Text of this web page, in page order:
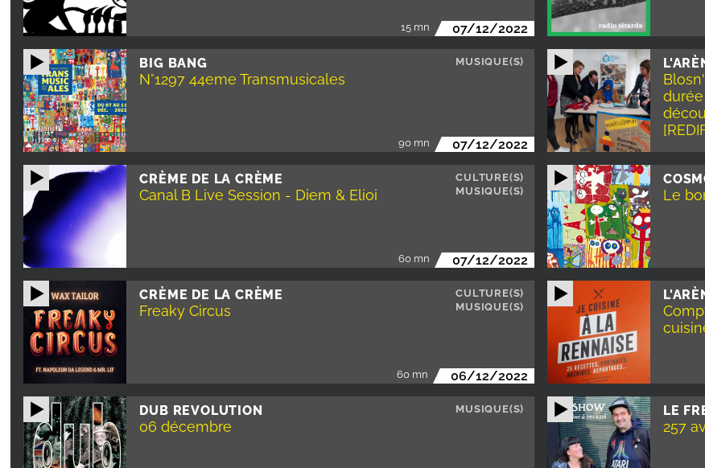
15 mn 07/12/2022
BIG BANG
N°1297 44eme Transmusicales
MUSIQUE(S)
90 mn 07/12/2022
CRÈME DE LA CRÈME
Canal B Live Session - Diem & Elioi
CULTURE(S)
MUSIQUE(S)
60 mn 07/12/2022
Le
CRÈME DE LA CRÈME
Freaky Circus
CULTURE(S)
MUSIQUE(S)
60 mn 06/12/2022
DUB REVOLUTION
06 décembre
MUSIQUE(S) LE
257